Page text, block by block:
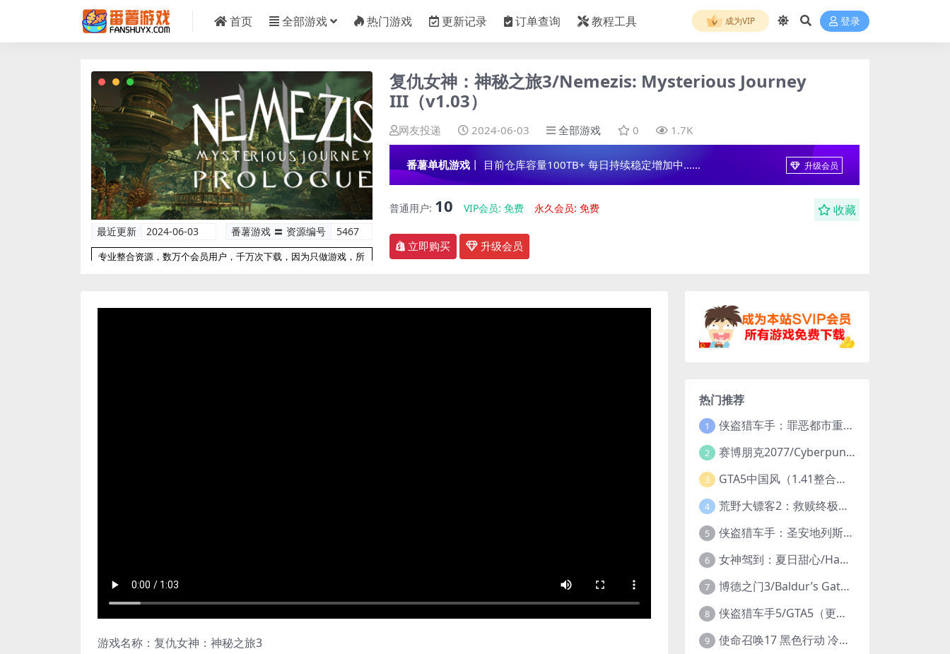
首页 全部游戏 热门游戏 更新记录 订单查询 教程工具 成为VIP 登录
最近更新 2024-06-03 番薯游戏 〓 资源编号 5467
专业整合资源，数万个会员用户，千万次下载，因为只做游戏，所
复仇女神：神秘之旅3/Nemezis: Mysterious Journey
III（v1.03）
网友投递 2024-06-03 全部游戏 0 1.7K
番薯单机游戏 丨 目前仓库容量100TB+ 每日持续稳定增加中...... 升级会员
普通用户: 10 VIP会员:免费 永久会员:免费 收藏
立即购买 升级会员
游戏名称：复仇女神：神秘之旅3
热门推荐
1 侠盗猎车手：罪恶都市重制版/Grand Theft Auto: Vice City – The Definitive Edition
2 赛博朋克2077/Cyberpunk 2077（更新v2.20全DLC）
3 GTA5中国风（1.41整合版1300辆真车+183位美女与英雄+200%存档）
4 荒野大镖客2：救赎终极版/大表哥2/Red Dead Redemption 2: Ultimate Edition（更新v1491.50终极版）
5 侠盗猎车手：圣安地列斯重制版/Grand Theft Auto: San Andreas – The Definitive Edition（更新v1.113.49697469）
6 女神驾到：夏日甜心/Happy Together（模拟器版-升级豪华终极珍藏版+全DLC）
7 博德之门3/Baldur’s Gate 3（更新v4.1.1.7209685）
8 侠盗猎车手5/GTA5（更新v1.70纯净版-内置修改器+通关存档）
9 使命召唤17 黑色行动 冷战V1.34 全DLC 官方中文版COD17